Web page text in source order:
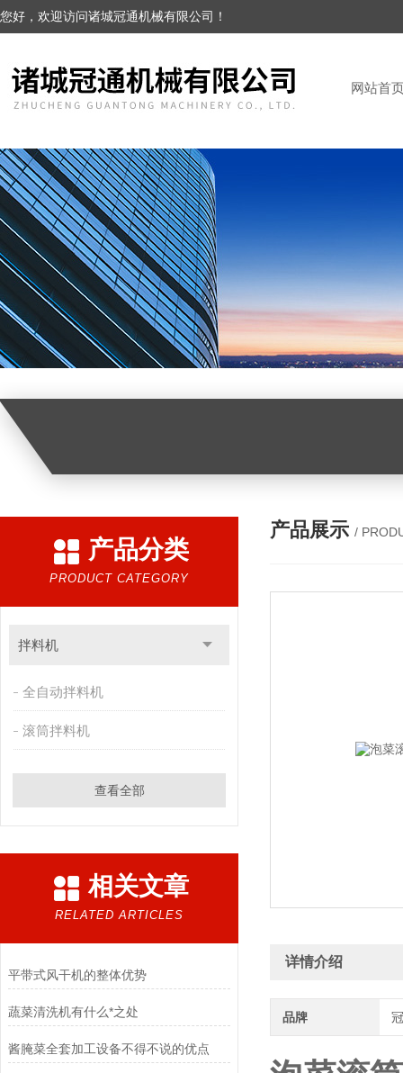
您好，欢迎访问诸城冠通机械有限公司！
网站首
产品分类
PRODUCT CATEGORY
拌料机
全自动拌料机
滚筒拌料机
查看全部
相关文章
RELATED ARTICLES
平带式风干机的整体优势
蔬菜清洗机有什么*之处
酱腌菜全套加工设备不得不说的优点
产品展示 /
详情介绍
品牌